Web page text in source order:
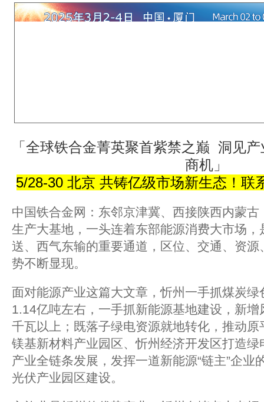
「全球铁合金菁英聚首紫禁之巅 洞见
商机」
5/28-30 北京 共铸亿级市场新生态！联
中国铁合金网：东邻京津冀、西接陕西内蒙
生产大基地，一头连着东部能源消费大市场
送、西气东输的重要通道，区位、交通、资
势不断显现。
面对能源产业这篇大文章，忻州一手抓煤炭
1.14亿吨左右，一手抓新能源基地建设，新
千瓦以上；既落子绿电资源就地转化，推动
镁基新材料产业园区、忻州经济开发区打造
产业全链条发展，发挥一道新能源“链主”企业
光伏产业园区建设。